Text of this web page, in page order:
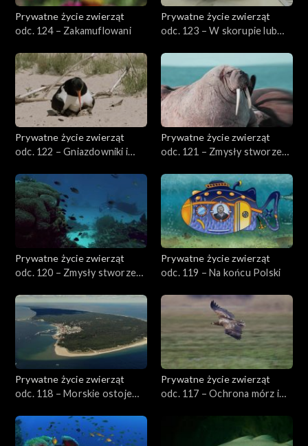
Prywatne życie zwierząt
odc. 124 – Zakamuflowani
Prywatne życie zwierząt
odc. 123 – W skorupie lub
Prywatne życie zwierząt
odc. 122 – Gniazdowniki i
Prywatne życie zwierząt
odc. 121 – Zmysły stworzeń
Prywatne życie zwierząt
odc. 120 – Zmysły stworzeń
Prywatne życie zwierząt
odc. 119 – Na końcu Polski
Prywatne życie zwierząt
odc. 118 – Morskie ostoje
Prywatne życie zwierząt
odc. 117 – Ochrona mórz i